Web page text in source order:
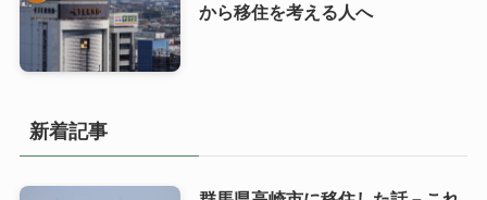
から移住を考える人へ
新着記事